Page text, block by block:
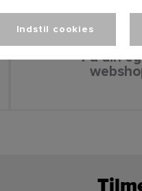
Indstil cookies
Få din